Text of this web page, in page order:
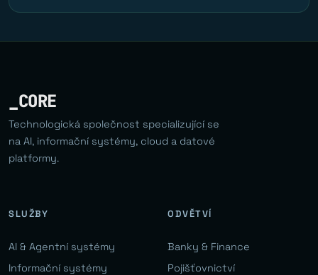
_CORE
Technologická společnost specializující se
na AI, informační systémy, cloud a datové
platformy.
SLUŽBY
AI & Agentní systémy
Informační systémy
ODVĚTVÍ
Banky & Finance
Pojišťovnictví